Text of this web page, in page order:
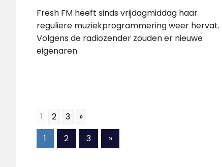
Fresh FM heeft sinds vrijdagmiddag haar
reguliere muziekprogrammering weer hervat.
Volgens de radiozender zouden er nieuwe
eigenaren
1 2 3 »
Berichten
1 2 3
Volgende
berichten
»